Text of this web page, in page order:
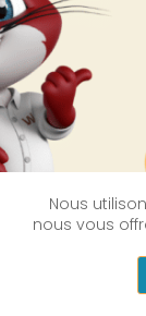
Nous
nous vous